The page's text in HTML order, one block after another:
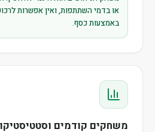
או בדמי השתתפות, ואין אפשרות
באמצעות כסף.
משחקים קודמים